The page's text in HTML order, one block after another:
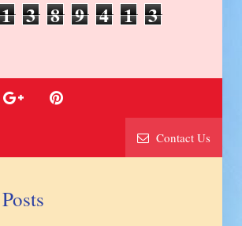
1 3 8 9 4 1 3
Contact Us